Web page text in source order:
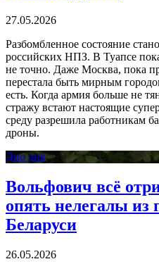
27.05.2026
Разбомбленное состояние
российских НПЗ. В Туапсе
не точно. Даже Москва, пока
перестала быть мирным
есть. Когда армия больше не
стражу встают настоящие
среду разрешила работникам
дроны.
Дно дня
Вольфович всё
опять нелегалы из
Беларуси
26.05.2026